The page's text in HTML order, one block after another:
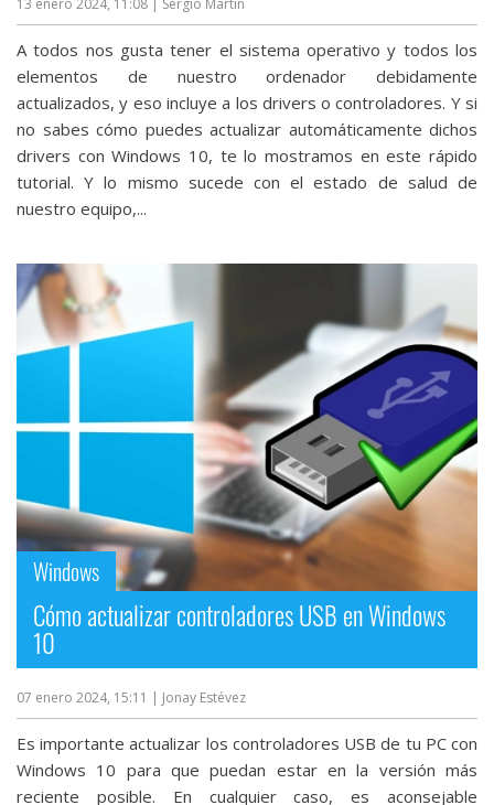
13 enero 2024, 11:08 | Sergio Martín
A todos nos gusta tener el sistema operativo y todos los
elementos de nuestro ordenador debidamente
actualizados, y eso incluye a los drivers o controladores. Y si
no sabes cómo puedes actualizar automáticamente dichos
drivers con Windows 10, te lo mostramos en este rápido
tutorial. Y lo mismo sucede con el estado de salud de
nuestro equipo,...
Windows
Cómo actualizar controladores USB en Windows
10
07 enero 2024, 15:11 | Jonay Estévez
Es importante actualizar los controladores USB de tu PC con
Windows 10 para que puedan estar en la versión más
reciente posible. En cualquier caso, es aconsejable